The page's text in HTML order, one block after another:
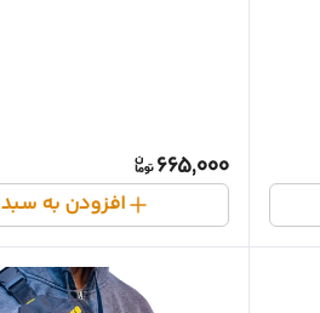
665,000
افزودن به سبد